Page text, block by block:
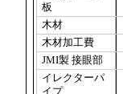
板
木材
木材加工費
JMI製 接眼部
イレクターパ
イプ